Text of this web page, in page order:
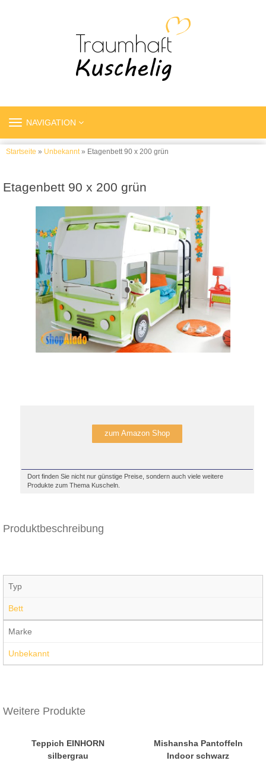
TOGGLE
NAVIGATION
Startseite » Unbekannt» Etagenbett 90 x 200 grün
Etagenbett 90 x 200 grün
zum Amazon Shop
Dort finden Sie nicht nur günstige Preise, sondern auch viele weitere
Produkte zum Thema Kuscheln.
Produktbeschreibung
Typ
Bett
Marke
Unbekannt
Weitere Produkte
Teppich EINHORN
silbergrau
Mishansha Pantoffeln
Indoor schwarz